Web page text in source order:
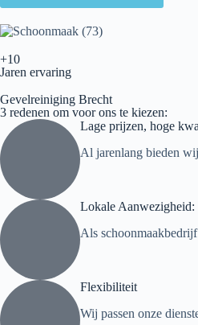
+10
Jaren ervaring
Gevelreiniging Brecht
3 redenen om voor ons te kiezen:
Lage prijzen, hoge
Al jarenlang bieden
Lokale Aanwezigheid:
Als
Flexibiliteit
Wij passen onze